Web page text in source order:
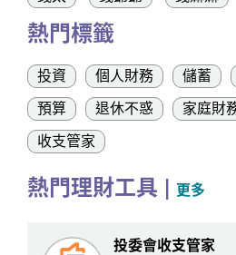
熱門標籤
投資 個人財務 儲蓄
預算
退休不惑 家庭財
收支管家
熱門理財工具 | 更多
投委會收支管家